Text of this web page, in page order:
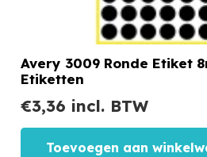
Avery 3009 Ronde Etiket
Etiketten
€3,36 incl. BTW
Toevoegen aan